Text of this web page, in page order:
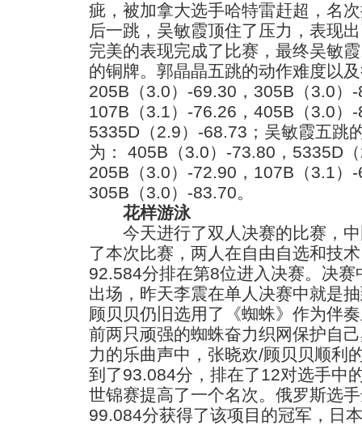
疵，被加拿大选手哈特雷赶超，名
后一跳，吴敏霞顶住了压力，表现
完美的表现完成了比赛，最终吴敏
的铜牌。郭晶晶五跳的动作难度以
205B（3.0）-69.30，305B（3.0）
107B（3.1）-76.26，405B（3.0）
5335D（2.9）-68.73；吴敏霞五跳
为： 405B（3.0）-73.80，5335D
205B（3.0）-72.90，107B（3.1）
305B（3.0）-83.70。
花样游泳
今天进行了双人决赛的比赛，中
了本次比赛，两人在自由自选和技
92.584分排在第8位进入决赛。决
出场，昨天李震在单人决赛中就是
顾贝贝仍旧选用了《蜘蛛》作为伴
前两只顽强的蜘蛛奋力织网保护自
力的乐曲声中，张晓欢/顾贝贝顺利
到了93.084分，排在了12对选手中
世锦赛提高了一个名次。俄罗斯选
99.084分获得了该项目的冠军，日